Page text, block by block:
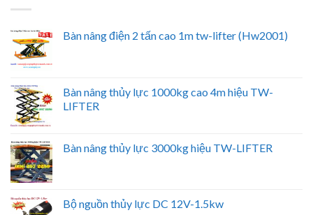
Bàn nâng điện 2 tấn cao 1m tw-lifter (Hw2001)
Bàn nâng thủy lực 1000kg cao 4m hiệu TW-
LIFTER
Bàn nâng thủy lực 3000kg hiệu TW-LIFTER
Bộ nguồn thủy lực DC 12V-1.5kw